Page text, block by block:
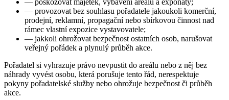
— provozovat bez souhlasu pořadatele jakoukoli komerční,
prodejní, reklamní, propagační nebo sbírkovou činnost nad
rámec vlastní expozice vystavovatele;
— jakkoli ohrožovat bezpečnost ostatních osob, narušovat
veřejný pořádek a plynulý průběh akce.
Pořadatel si vyhrazuje právo nevpustit do areálu nebo z něj bez
náhrady vyvést osobu, která porušuje tento řád, nerespektuje
pokyny pořadatelské služby nebo ohrožuje bezpečnost či průběh
akce.